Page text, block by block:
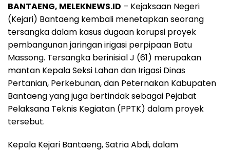
BANTAENG, MELEKNEWS.ID – Kejaksaan Negeri
(Kejari) Bantaeng kembali menetapkan seorang
tersangka dalam kasus dugaan korupsi proyek
pembangunan jaringan irigasi perpipaan Batu
Massong. Tersangka berinisial J (61) merupakan
mantan Kepala Seksi Lahan dan Irigasi Dinas
Pertanian, Perkebunan, dan Peternakan Kabupaten
Bantaeng yang juga bertindak sebagai Pejabat
Pelaksana Teknis Kegiatan (PPTK) dalam proyek
tersebut.
Kepala Kejari Bantaeng, Satria Abdi, dalam